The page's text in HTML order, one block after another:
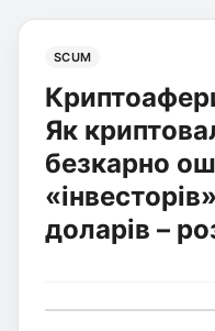
SCUM
Як
безкарно
доларів –